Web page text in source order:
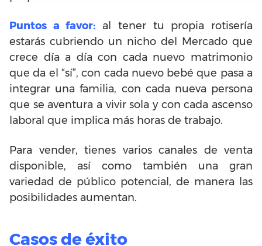
Puntos a favor: al tener tu propia rotisería
estarás cubriendo un nicho del Mercado que
crece día a día con cada nuevo matrimonio
que da el “sí”, con cada nuevo bebé que pasa a
integrar una familia, con cada nueva persona
que se aventura a vivir sola y con cada ascenso
laboral que implica más horas de trabajo.
Para vender, tienes varios canales de venta
disponible, así como también una gran
variedad de público potencial, de manera las
posibilidades aumentan.
Casos de éxito